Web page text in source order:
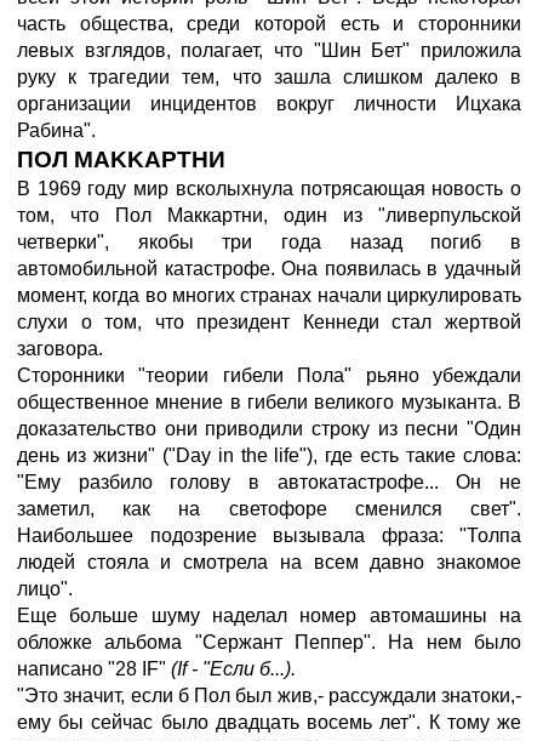
часть общества, среди которой есть и сторонники
левых взглядов, полагает, что "Шин Бет" приложила
руку к трагедии тем, что зашла слишком далеко в
организации инцидентов вокруг личности Ицхака
Рабина".
ПОЛ MAKKAPTHИ
В 1969 году мир всколыхнула потрясающая новость о
том, что Пол Маккартни, один из "ливерпульской
четверки", якобы три года назад погиб в
автомобильной катастрофе. Она появилась в удачный
момент, когда во многих странах начали циркулировать
слухи о том, что президент Кеннеди стал жертвой
заговора.
Сторонники "теории гибели Пола" рьяно убеждали
общественное мнение в гибели великого музыканта. В
доказательство они приводили строку из песни "Один
день из жизни" ("Day in the life"), где есть такие слова:
"Ему разбило голову в автокатастрофе... Он не
заметил, как на светофоре сменился свет".
Наибольшее подозрение вызывала фраза: "Толпа
людей стояла и смотрела на всем давно знакомое
лицо".
Еще больше шуму наделал номер автомашины на
обложке альбома "Сержант Пеппер". На нем было
написано "28 IF" (If - "Если б...).
"Это значит, если б Пол был жив,- рассуждали знатоки,-
ему бы сейчас было двадцать восемь лет". К тому же